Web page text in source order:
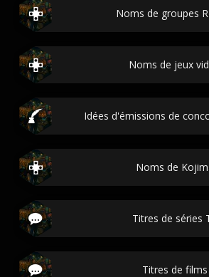
Noms de groupes
Noms de jeux
Idées d'émissions de
Noms de
Titres de séries
Titres de films